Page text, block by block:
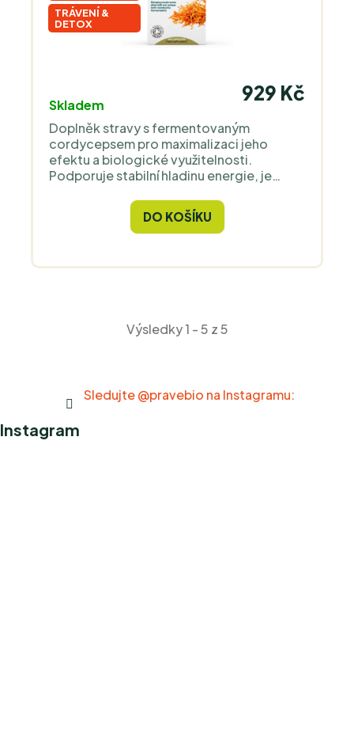
TRÁVENÍ &
DETOX
Skladem
929 Kč
Doplněk stravy s fermentovaným
cordycepsem pro maximalizaci jeho
efektu a biologické využitelnosti.
Podporuje stabilní hladinu energie, je
a výdrže nejen u sportovců.
DO KOŠÍKU
Výsledky 1 - 5 z 5
Sledujte @pravebio na Instagramu:
Instagram